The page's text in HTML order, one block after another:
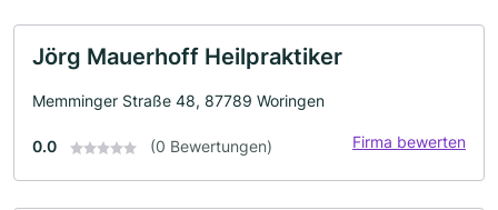
Jörg Mauerhoff Heilpraktiker
Memminger Straße 48, 87789 Woringen
0.0 (0 Bewertungen) Firma bewerten